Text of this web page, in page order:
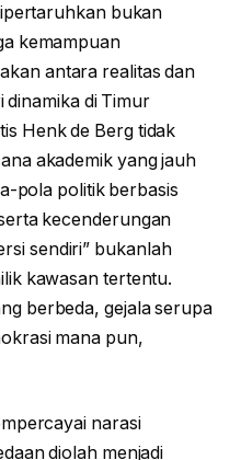
bukan
kemampuan
antara realitas dan
di Timur
Henk de Berg tidak
akademik yang jauh
pola politik berbasis
kecenderungan
sendiri” bukanlah
kawasan tertentu.
berbeda, gejala serupa
mana pun,
narasi
diolah menjadi